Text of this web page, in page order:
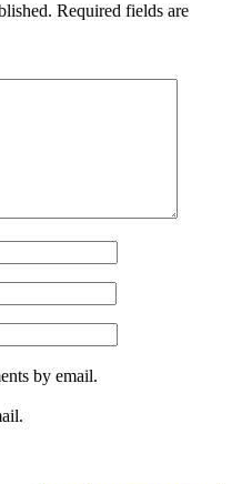
Required fields are
by email.